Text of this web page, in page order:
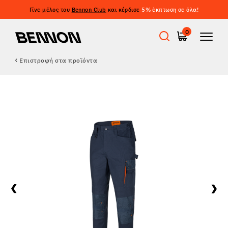
Γίνε μέλος του Bennon Club και κέρδισε 5% έκπτωση σε όλα!
0
Outdoor
Casual παπούτσια
Επιστροφή στα προϊόντα